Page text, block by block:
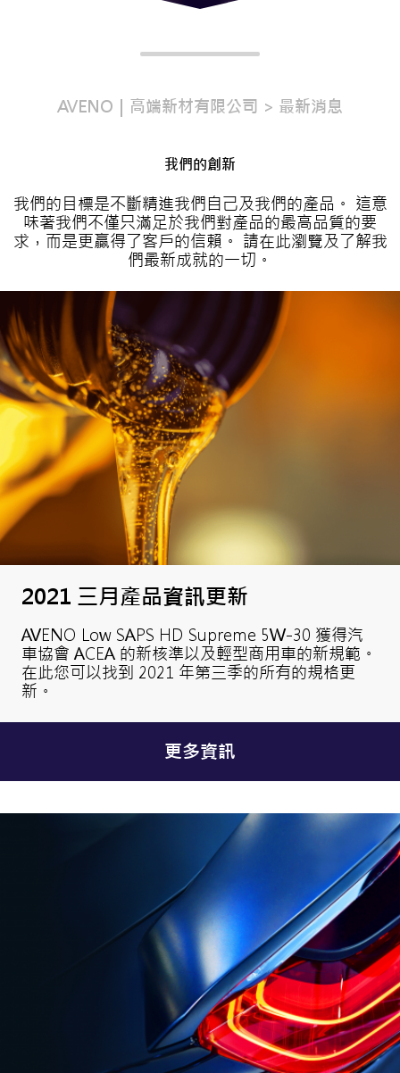
AVENO｜高端新材有限公司 最新消息
我們的創新
我們的目標是不斷精進我們自己及我們的產品。 這意
味著我們不僅只滿足於我們對產品的最高品質的要
求，而是更贏得了客戶的信賴。 請在此瀏覽及了解我
們最新成就的一切。
2021 三月產品資訊更新
AVENO Low SAPS HD Supreme 5W-30 獲得汽
車協會 ACEA 的新核準以及輕型商用車的新規範。
在此您可以找到 2021 年第三季的所有的規格更
新。
更多資訊